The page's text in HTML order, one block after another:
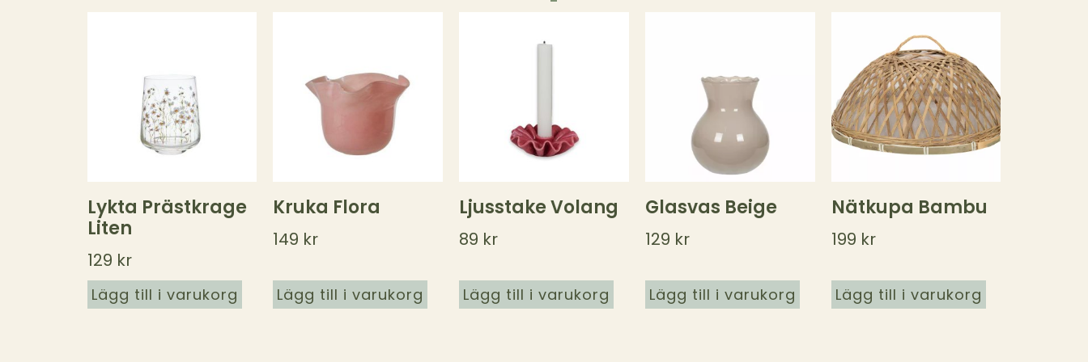
Lykta Prästkrage
Liten
129 kr
Lägg till i varukorg
Kruka Flora
149 kr
Lägg till i varukorg
Ljusstake Volang
89 kr
Lägg till i varukorg
Glasvas Beige
129 kr
Lägg till i varukorg
Nätkupa Bambu
199 kr
Lägg till i varukorg